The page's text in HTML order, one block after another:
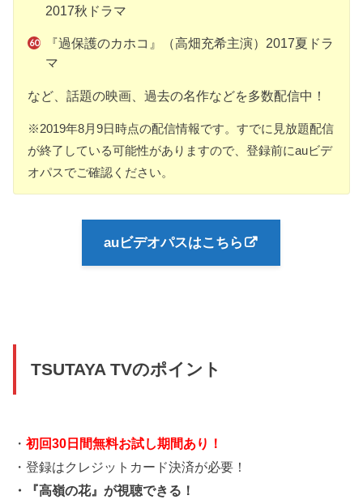
2017秋ドラマ
『過保護のカホコ』（高畑充希主演）2017夏ドラ
マ
など、話題の映画、過去の名作などを多数配信中！
※2019年8月9日時点の配信情報です。すでに見放題配信
が終了している可能性がありますので、登録前にauビデ
オパスでご確認ください。
auビデオパスはこちら
TSUTAYA TVのポイント
・初回30日間無料お試し期間あり！
・登録はクレジットカード決済が必要！
・『高嶺の花』が視聴できる！